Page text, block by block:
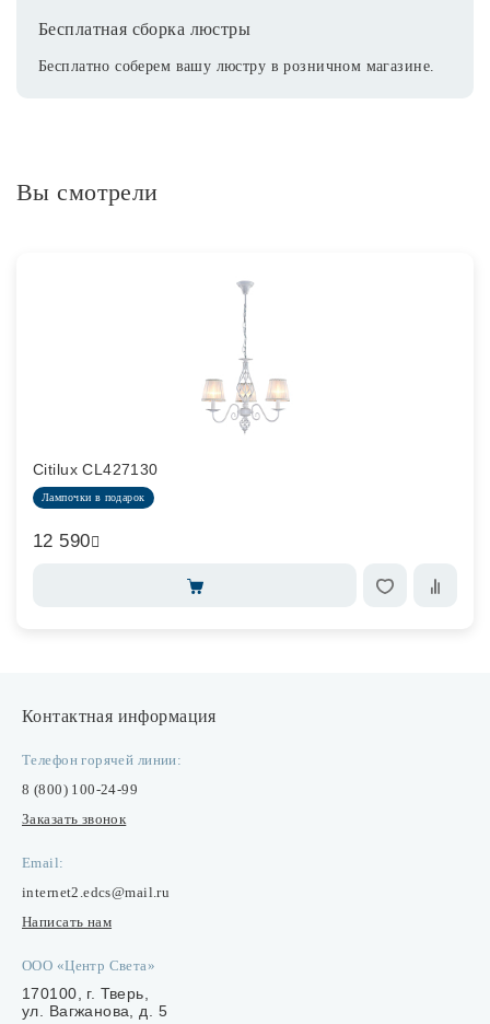
Бесплатная сборка люстры
Бесплатно соберем вашу люстру в розничном магазине.
Вы смотрели
Citilux CL427130
Лампочки в подарок
12 590
Контактная информация
Телефон горячей линии:
8 (800) 100-24-99
Заказать звонок
Email:
internet2.edcs@mail.ru
Написать нам
ООО «Центр Света»
170100, г. Тверь,
ул. Вагжанова, д. 5